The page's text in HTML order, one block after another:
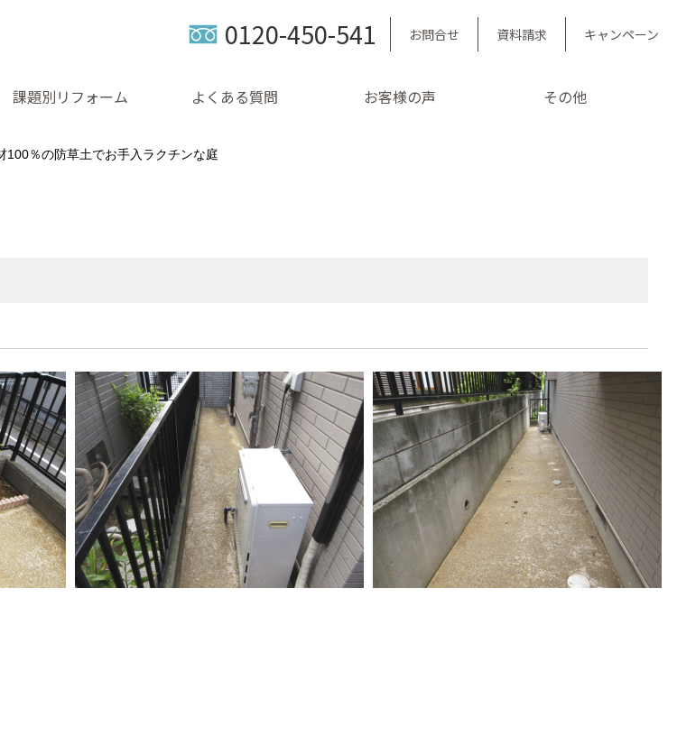
0120-450-541 お問合せ 資料請求 キャンペーン
課題別リフォーム よくある質問 お客様の声 その他
100％の防草土でお手入ラクチンな庭